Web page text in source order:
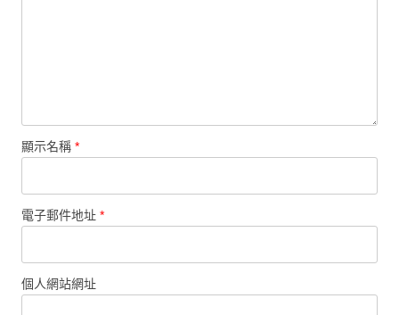
顯示名稱 *
電子郵件地址 *
個人網站網址